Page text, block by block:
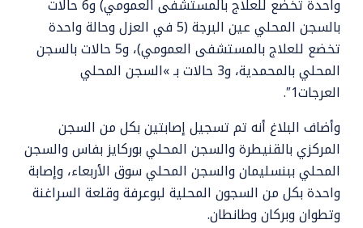
واحدة تخضع للعلاج بالمستشفى العمومي) و6 حالات
بالسجن المحلي عين البرجة (5 في العزل وحالة واحدة
تخضع للعلاج بالمستشفى العمومي)، و5 حالات بالسجن
المحلي بالمحمدية، و3 حالات بـ »السجن المحلي
العرجات1″.
وأضاف البلاغ أنه تم تسجيل إصابتين بكل من السجن
المركزي بالقنيطرة والسجن المحلي بوركايز بفاس والسجن
المحلي ببنسليمان والسجن المحلي سوق الأربعاء، وإصابة
واحدة بكل من السجون المحلية لبوعرفة وقلعة السراغنة
وتطوان وبركان وطانطان.